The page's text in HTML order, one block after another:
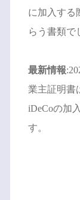
に加入する
らう書類で
最新情報
業主証明書
iDeCoの加
す。